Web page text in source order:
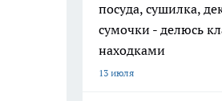
посуда, сушилка,
сумочки - делюсь
находками
13 июля